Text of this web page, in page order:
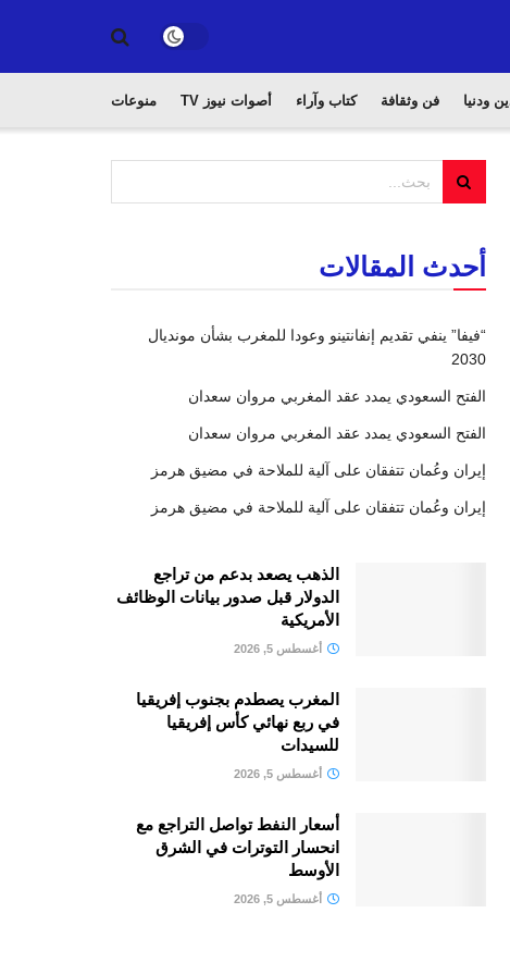
ودنيا فن وثقافة كتاب وآراء أصوات نيوز TV منوعات
أحدث المقالات
“فيفا” ينفي تقديم إنفانتينو وعودا للمغرب بشأن مونديال
2030
الفتح السعودي يمدد عقد المغربي مروان سعدان
الفتح السعودي يمدد عقد المغربي مروان سعدان
إيران وعُمان تتفقان على آلية للملاحة في مضيق هرمز
إيران وعُمان تتفقان على آلية للملاحة في مضيق هرمز
الذهب يصعد بدعم من تراجع
الدولار قبل صدور بيانات الوظائف
الأمريكية
أغسطس 5, 2026
المغرب يصطدم بجنوب إفريقيا
في ربع نهائي كأس إفريقيا
للسيدات
أغسطس 5, 2026
أسعار النفط تواصل التراجع مع
انحسار التوترات في الشرق
الأوسط
أغسطس 5, 2026